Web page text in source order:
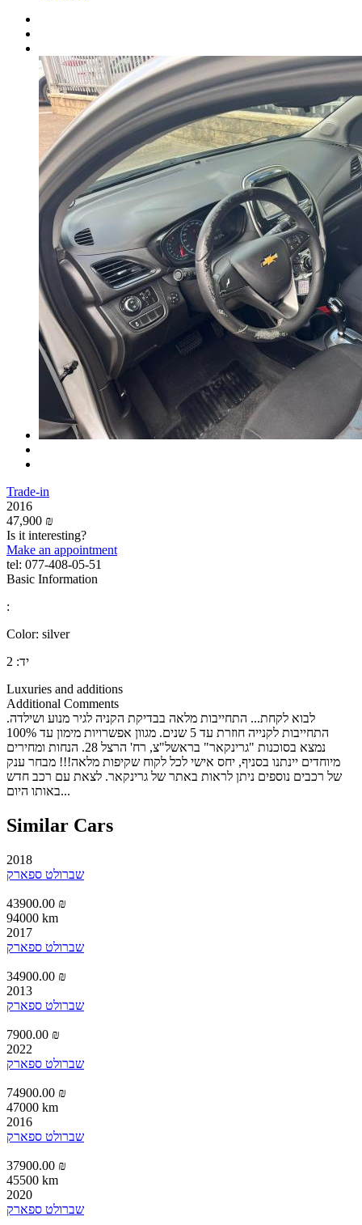
Trade-in
2016
47,900 ₪
Is it interesting?
Make an appointment
tel: 077-408-05-51
Basic Information
:
Color: silver
יד: 2
Luxuries and additions
Additional Comments
לבוא לקחת... התחייבות מלאה בבדיקת הקניה לגיר מנוע ושילדה.
התחייבות לקנייה חוזרת עד 5 שנים. מגוון אפשרויות מימון עד 100%
נמצא בסוכנות "גרינקאר" בראשל"צ, רח' הרצל 28. הנחות ומחירים
מיוחדים יינתנו בסניף, יחס אישי לכל לקוח שקיפות מלאה!!! מבחר ענק
של רכבים נוספים ניתן לראות באתר של גרינקאר. לצאת עם רכב חדש
באותו היום...
Similar Cars
2018
שברולט ספארק
43900.00 ₪
94000 km
2017
שברולט ספארק
34900.00 ₪
2013
שברולט ספארק
7900.00 ₪
2022
שברולט ספארק
74900.00 ₪
47000 km
2016
שברולט ספארק
37900.00 ₪
45500 km
2020
שברולט ספארק